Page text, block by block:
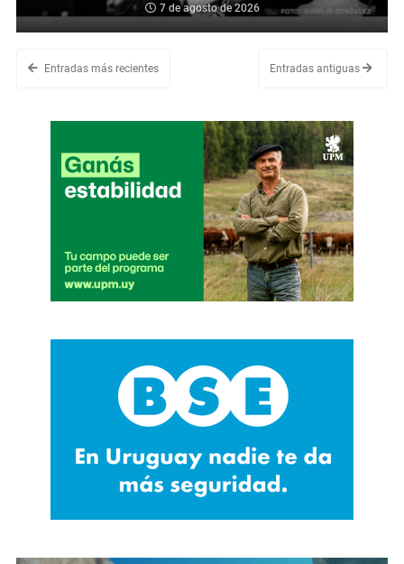
7 de agosto de 2026
Entradas más recientes Entradas antiguas